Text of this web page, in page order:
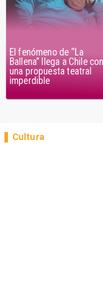
El fenómeno de “La
Ballena” llega a Chile con
una propuesta teatral
imperdible
Cultura